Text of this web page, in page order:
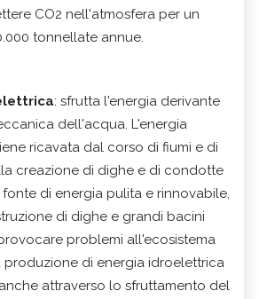
CO2 nell'atmosfera per un
tonnellate annue.
: sfrutta l'energia derivante
dell'acqua. L'energia
ricavata dal corso di fiumi e di
creazione di dighe e di condotte
di energia pulita e rinnovabile,
di dighe e grandi bacini
problemi all'ecosistema
produzione di energia idroelettrica
attraverso lo sfruttamento del